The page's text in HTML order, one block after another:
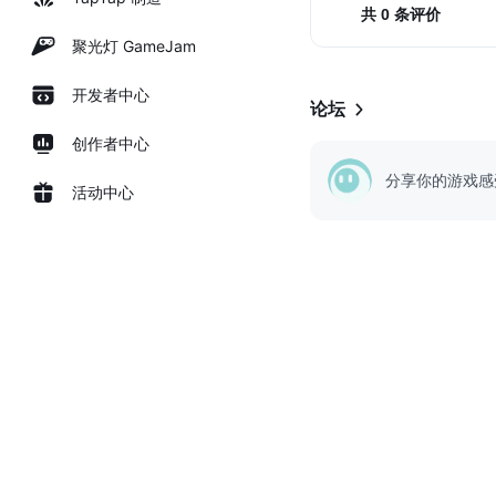
聚光灯 GameJam
开发者中心
创作者中心
活动中心
共 0 条评价
论坛
分享你的游戏